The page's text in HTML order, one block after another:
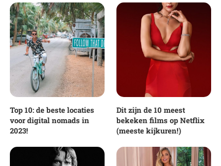
Top 10: de beste locaties
voor digital nomads in
2023!
Dit zijn de 10 meest
bekeken films op Netflix
(meeste kijkuren!)